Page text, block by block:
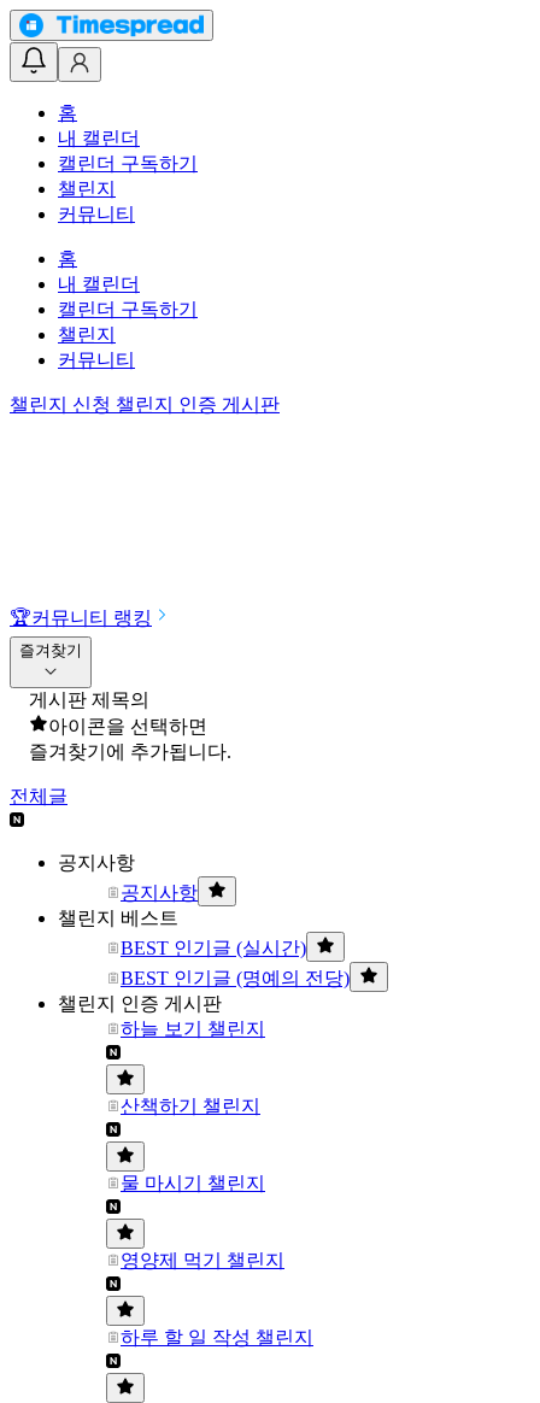
홈
내 캘린더
캘린더 구독하기
챌린지
커뮤니티
홈
내 캘린더
캘린더 구독하기
챌린지
커뮤니티
챌린지 신청 챌린지 인증 게시판
🏆커뮤니티 랭킹
즐겨찾기
게시판 제목의
아이콘을 선택하면
즐겨찾기에 추가됩니다.
전체글
공지사항
공지사항
챌린지 베스트
BEST 인기글 (실시간)
BEST 인기글 (명예의 전당)
챌린지 인증 게시판
하늘 보기 챌린지
산책하기 챌린지
물 마시기 챌린지
영양제 먹기 챌린지
하루 할 일 작성 챌린지